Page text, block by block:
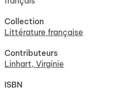
Collection
Littérature française
Contributeurs
Linhart, Virginie
ISBN